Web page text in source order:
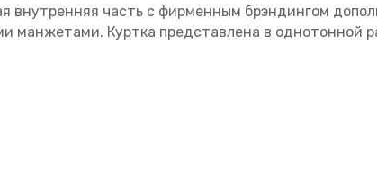
внутренняя часть с фирменным брэндингом
манжетами. Куртка представлена в однотонной